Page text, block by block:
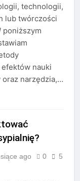
technologii,
lub twórczości
poniższym
nauki
oraz narzędzia,…
ago 0
5